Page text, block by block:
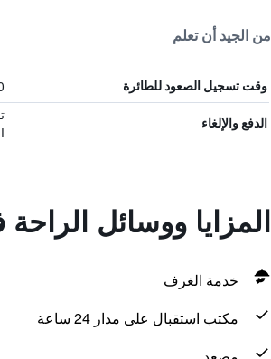
من الجيد أن تعلم
وقت تسجيل الصعود للطائرة
الدفع والإلغاء
المزايا ووسائل
خدمة الغرف
مكتب استقبال على مدار 24 ساعة